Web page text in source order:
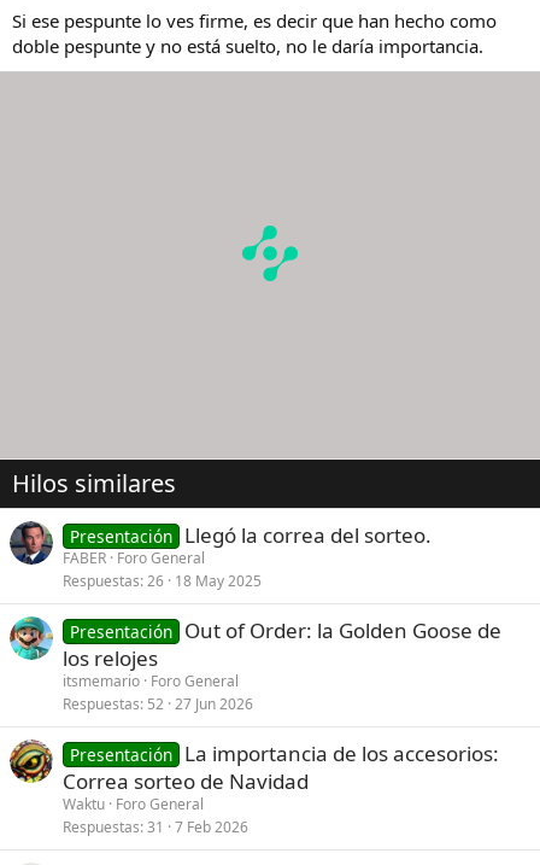
Si ese pespunte lo ves firme, es decir que han hecho como
doble pespunte y no está suelto, no le daría importancia.
Hilos similares
Presentación Llegó la correa del sorteo.
FABER Foro General
Respuestas 26 18 May 2025
Presentación Out of Order: la Golden Goose de
los relojes
itsmemario Foro General
Respuestas 52 27 Jun 2026
Presentación La importancia de los accesorios:
Correa sorteo de Navidad
Waktu Foro General
Respuestas 31 7 Feb 2026